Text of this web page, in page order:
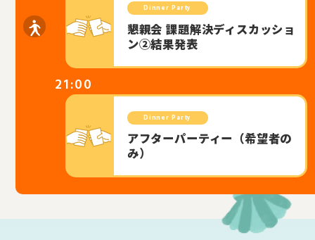
Dinner Party
懇親会 課題解決ディスカッショ
ン②結果発表
21:00
Dinner Party
アフターパーティー（希望者の
み）